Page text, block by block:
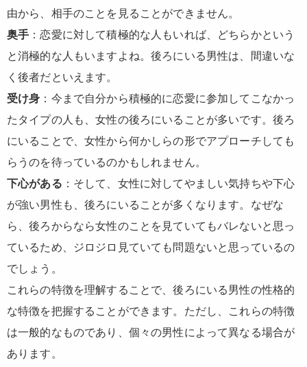
由から、相手のことを見ることができません。
奥手 ：恋愛に対して積極的な人もいれば、どちらかという
と消極的な人もいますよね。後ろにいる男性は、間違いな
く後者だといえます。
受け身 ：今まで自分から積極的に恋愛に参加してこなかっ
たタイプの人も、女性の後ろにいることが多いです。後ろ
にいることで、女性から何かしらの形でアプローチしても
らうのを待っているのかもしれません。
下心がある ：そして、女性に対してやましい気持ちや下心
が強い男性も、後ろにいることが多くなります。なぜな
ら、後ろからなら女性のことを見ていてもバレないと思っ
ているため、ジロジロ見ていても問題ないと思っているの
でしょう。
これらの特徴を理解することで、後ろにいる男性の性格的
な特徴を把握することができます。ただし、これらの特徴
は一般的なものであり、個々の男性によって異なる場合が
あります。